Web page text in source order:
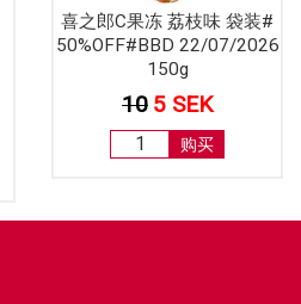
喜之郎C果冻 荔枝味 袋装#
50%OFF#BBD 22/07/2026
150g
10 5 SEK
购买